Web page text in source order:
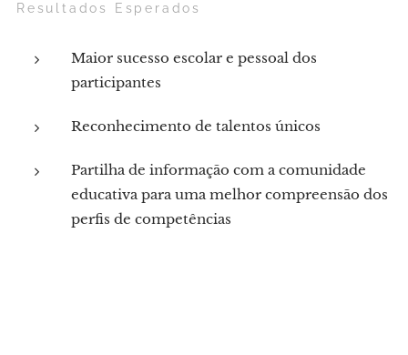
Resultados Esperados
Maior sucesso escolar e pessoal dos
participantes
Reconhecimento de talentos únicos
Partilha de informação com a comunidade
educativa para uma melhor compreensão dos
perfis de competências